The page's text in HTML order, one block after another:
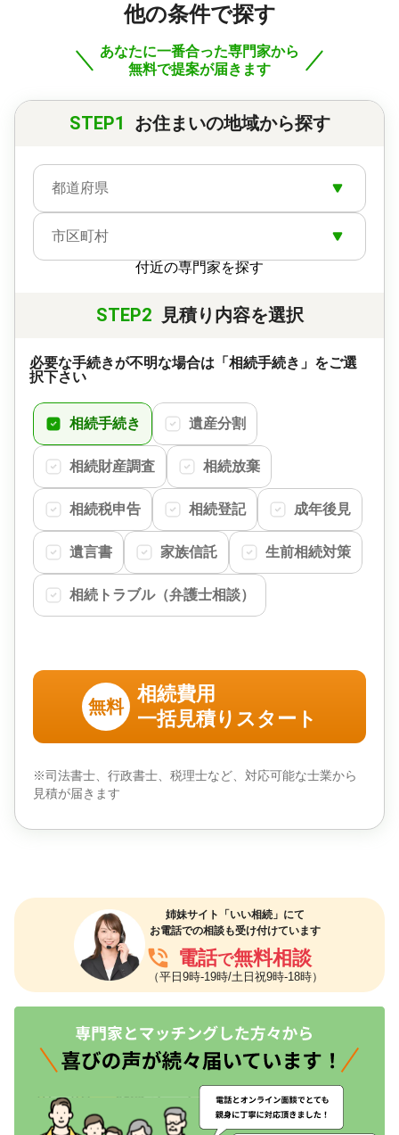
他の条件で探す
あなたに一番合った専門家から
無料で提案が届きます
STEP1 お住まいの地域から探す
都道府県
市区町村
付近の専門家を探す
STEP2 見積り内容を選択
必要な手続きが不明な場合は「相続手続き」をご選
択下さい
相続手続き 遺産分割
相続財産調査 相続放棄
相続税申告 相続登記 成年後見
遺言書 家族信託 生前相続対策
相続トラブル（弁護士相談）
無料
相続費用
一括見積りスタート
※司法書士、行政書士、税理士など、対応可能な士業から
見積が届きます
姉妹サイト「いい相続」にて
お電話での相談も受け付けています
phone_in_talk 電話で無料相談
（平日9時-19時/土日祝9時-18時）